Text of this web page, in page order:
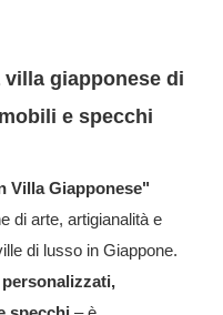
giapponese di
e specchi
Villa Giapponese"
di arte, artigianalità e
di lusso in Giappone.